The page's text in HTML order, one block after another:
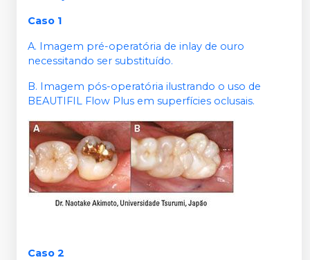
Caso 1
A. Imagem pré-operatória de inlay de ouro
necessitando ser substituído.
B. Imagem pós-operatória ilustrando o uso de
BEAUTIFIL Flow Plus em superfícies oclusais.
Caso 2